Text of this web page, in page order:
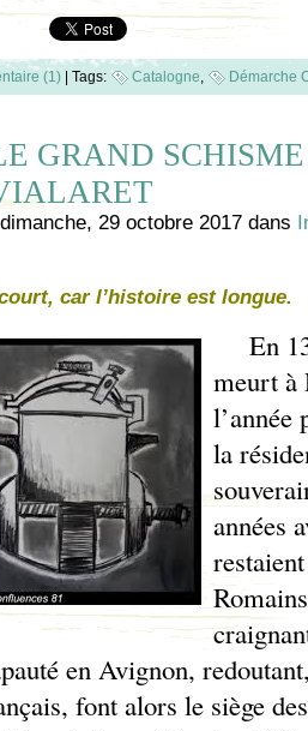
(1) Tags: Catalogne, Démarche
GRAND
dimanche, 29 octobre 2017 dans
car l’histoire est longue.
En
meurt à
l’année
la
années
en Avignon,
font alors le siège